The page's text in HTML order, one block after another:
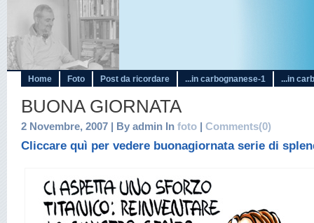
Home Foto Post da ricordare ...in carbognanese-1 ...in
BUONA GIORNATA
2 Novembre, 2007 | By admin In foto | Comments(0)
Cliccare quì per vedere buonagiornata serie di